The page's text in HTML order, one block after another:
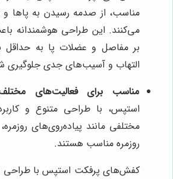
مناسب، از صدمه رسیدن به پاها
می‌کنند. این طراحی هوشمندانه
بر مفاصل و عضلات پا به حداقل
التهاب و آسیب‌های جدی جلوگیری
مناسب برای فعالیت‌های
استپس، با طراحی متنوع و
مختلفی مانند پیاده‌روی‌های
روزمره مناسب هستند.
کفش‌های پرفکت استپس با طراحی